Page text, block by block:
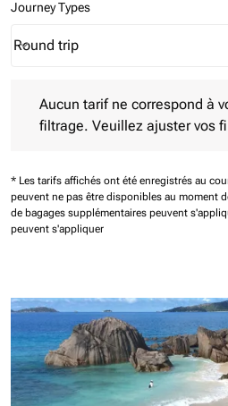
Journey Types
Journey Types option Round trip
Round trip
keyboard_arrow_down
Aucun tarif ne correspond à
filtrage. Veuillez ajuster vos
* Les tarifs affichés ont été enregistrés au
peuvent ne pas être disponibles au moment
de bagages supplémentaires peuvent
peuvent s'appliquer